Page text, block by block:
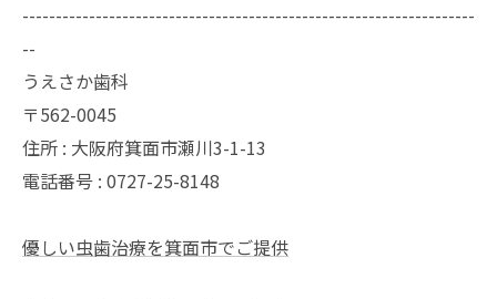
--------------------------------------------------------------------
--
うえさか歯科
〒562-0045
住所 : 大阪府箕面市瀬川3-1-13
電話番号 : 0727-25-8148
優しい虫歯治療を箕面市でご提供